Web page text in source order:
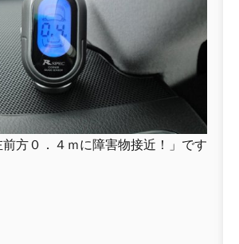
方０．４ｍに障害物接近！」です